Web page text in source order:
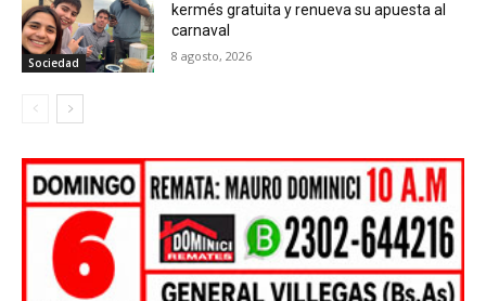
Sociedad
kermés gratuita y renueva su apuesta al
carnaval
8 agosto, 2026